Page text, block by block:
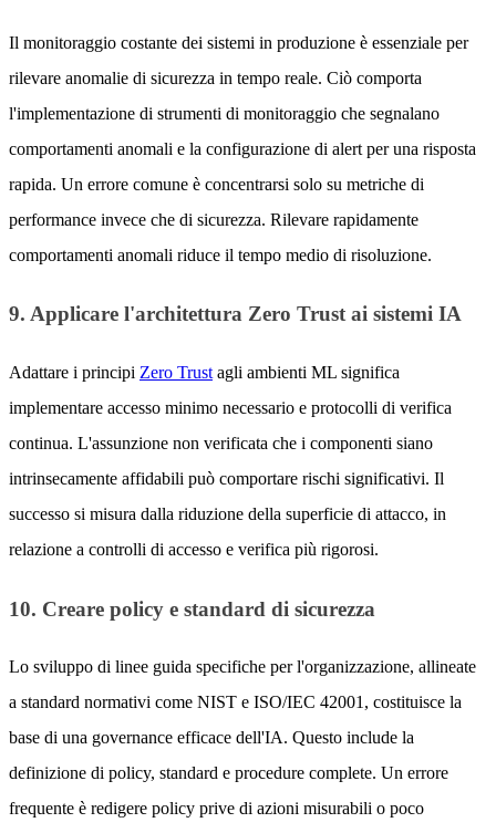
Il monitoraggio costante dei sistemi in produzione è essenziale per
rilevare anomalie di sicurezza in tempo reale. Ciò comporta
l'implementazione di strumenti di monitoraggio che segnalano
comportamenti anomali e la configurazione di alert per una risposta
rapida. Un errore comune è concentrarsi solo su metriche di
performance invece che di sicurezza. Rilevare rapidamente
comportamenti anomali riduce il tempo medio di risoluzione.
9. Applicare l'architettura Zero Trust ai sistemi IA
Adattare i principi Zero Trust agli ambienti ML significa
implementare accesso minimo necessario e protocolli di verifica
continua. L'assunzione non verificata che i componenti siano
intrinsecamente affidabili può comportare rischi significativi. Il
successo si misura dalla riduzione della superficie di attacco, in
relazione a controlli di accesso e verifica più rigorosi.
10. Creare policy e standard di sicurezza
Lo sviluppo di linee guida specifiche per l'organizzazione, allineate
a standard normativi come NIST e ISO/IEC 42001, costituisce la
base di una governance efficace dell'IA. Questo include la
definizione di policy, standard e procedure complete. Un errore
frequente è redigere policy prive di azioni misurabili o poco